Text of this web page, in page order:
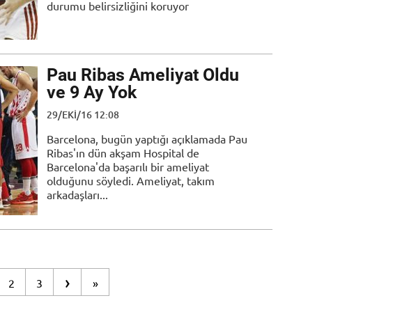
durumu belirsizliğini koruyor
Pau Ribas Ameliyat Oldu
ve 9 Ay Yok
29/EKI/16 12:08
Barcelona, bugün yaptığı açıklamada Pau
Ribas'ın dün akşam Hospital de
Barcelona'da başarılı bir ameliyat
olduğunu söyledi. Ameliyat, takım
arkadaşları...
2 3 › »